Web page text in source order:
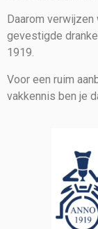
Daarom
gevestigde
1919.
Voor een ruim
vakkennis ben je